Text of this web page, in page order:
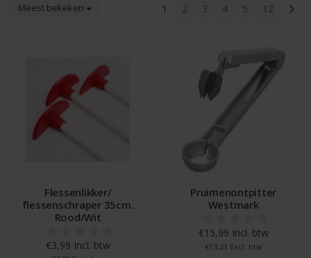
Meest bekeken 1 2 3 4 5 12
Flessenlikker/
flessenschraper 35cm.
Rood/Wit
€3,99 Incl. btw
Pruimenontpitter
Westmark
€15,99 Incl. btw
€13,21 Excl. btw